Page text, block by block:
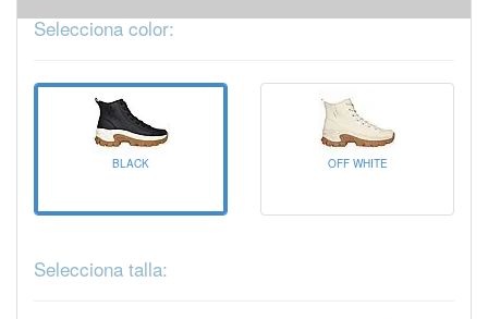
Selecciona color:
BLACK OFF WHITE
Selecciona talla: